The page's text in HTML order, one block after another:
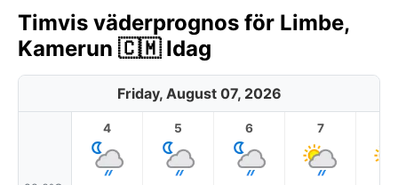
Timvis väderprognos för Limbe,
Kamerun 🇨🇲 Idag
Friday, August 07, 2026
4 5 6 7